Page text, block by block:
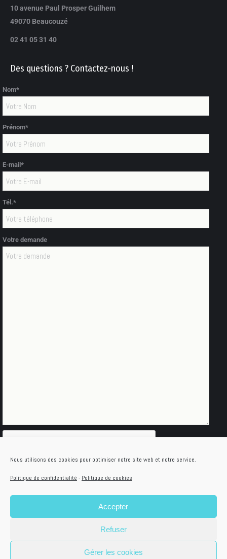
Nous utilisons des cookies pour optimiser notre site web et notre service.
Politique de confidentialité - Politique de cookies
Accepter
Refuser
Gérer les cookies
10 avenue Paul Prosper Guilhem
49070 Beaucouzé
02 41 05 31 40
Des questions ? Contactez-nous !
Nom*
Prénom*
E-mail*
Tél.*
Votre demande
© Idéaa 2021 Dream-Theme — truly
WordPress themes
Politique de confidentialitéICGU et Mentions